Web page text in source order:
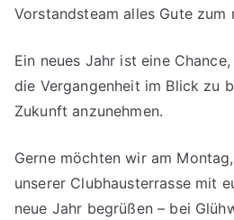
Vorstandsteam alles Gute zum
Ein neues Jahr ist eine
die Vergangenheit im Blick zu
Zukunft anzunehmen.
Gerne möchten wir am
unserer Clubhausterrasse mit
neue Jahr begrüßen – bei